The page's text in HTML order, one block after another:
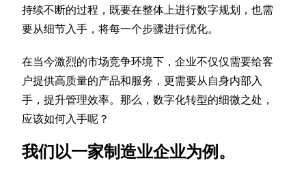
持续不断的过程，既要在整体上进行数字规划，也需
要从细节入手，将每一个步骤进行优化。
在当今激烈的市场竞争环境下，企业不仅仅需要给客
户提供高质量的产品和服务，更需要从自身内部入
手，提升管理效率。那么，数字化转型的细微之处，
应该如何入手呢？
我们以一家制造业企业为例。